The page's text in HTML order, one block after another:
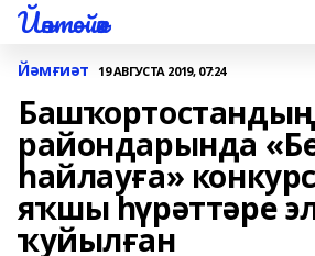
Йәнтөйәк
Йәмғиәт 19 АВГУСТА 2019, 07:24
райондарында
һайлауға»
яҡшы һүрәттәре
ҡуйылған